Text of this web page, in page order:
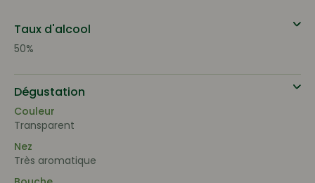
Taux d'alcool
50%
Dégustation
Couleur
Transparent
Nez
Très aromatique